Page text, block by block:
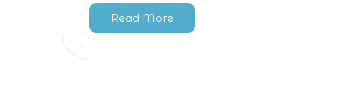
Read More